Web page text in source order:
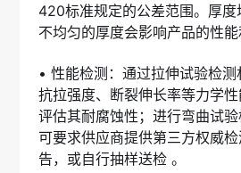
420标准规定的公差范围。厚度
不均匀的厚度会影响产品的性能
• 性能检测：通过拉伸试验检测
抗拉强度、断裂伸长率等力学
评估其耐腐蚀性；进行弯曲试验
可要求供应商提供第三方权威
告，或自行抽样送检 。